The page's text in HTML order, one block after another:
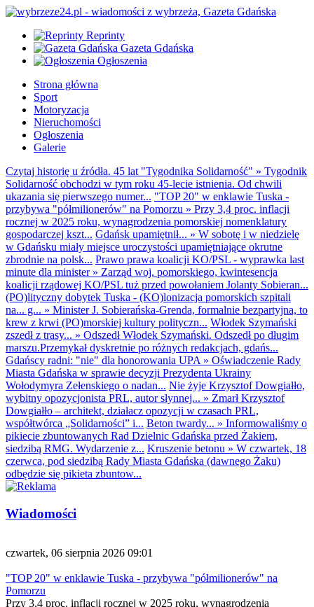
Reprinty
Gazeta Gdańska
Ogłoszenia
Strona główna
Sport
Motoryzacja
Nieruchomości
Ogłoszenia
Galerie
Czytaj historię u źródła. 45 lat "Tygodnika Solidarność" » Tygodnik
Solidarność obchodzi w tym roku 45-lecie istnienia. Od chwili
ukazania się pierwszego numer... "TOP 20" w enklawie Tuska -
przybywa "półmilionerów" na Pomorzu » Przy 3,4 proc. inflacji
rocznej w 2025 roku, wynagrodzenia pomorskiej nomenklatury
gospodarczej kszt... Gdańsk upamiętnił... » W sobotę i w niedzielę
w Gdańsku miały miejsce uroczystości upamiętniające okrutne
zbrodnie na polsk... Prawo prawa koalicji KO/PSL - wyprawka last
minute dla minister» Zarząd woj. pomorskiego, kwintesencja
koalicji rządowej KO/PSL tuż przed powołaniem Jolanty Sobieran...
(PO)lityczny dobytek Tuska - (KO)lonizacja pomorskich szpitali
na... g... » Minister J. Sobierańska-Grenda, formalnie bezpartyjna, to
krew z krwi (PO)morskiej kultury polityczn... Włodek Szymański
zszedł z trasy... » Odszedł Włodek Szymański. Odszedł po długim
marszu.Przemykał dyskretnie po różnych redakcjach, gdańs...
Gdańscy radni: "nie" dla honorowania UPA » Oświadczenie Rady
Miasta Gdańska w sprawie decyzji Prezydenta Ukrainy
Wołodymyra Zełenskiego o nadan... Nie żyje Krzysztof Dowgiałło,
wybitny opozycjonista PRL, autor słynnej... » Zmarł Krzysztof
Dowgiałło – architekt, działacz opozycji w czasach PRL,
współtwórca „Solidarności” i... Beton twardy... » Informowaliśmy o
pikiecie zbuntowanych Rad Dzielnic Gdańska przed Żakiem,
siedzibą RMG. Wydarzenie z... Kruszenie betonu » W czwartek, 18
czerwca, pod siedzibą Rady Miasta Gdańska (dawnego Żaku)
odbędzie się pikieta zbuntow...
Wiadomości
czwartek, 06 sierpnia 2026 09:01
"TOP 20" w enklawie Tuska - przybywa "półmilionerów" na
Pomorzu
Przy 3,4 proc. inflacji rocznej w 2025 roku, wynagrodzenia